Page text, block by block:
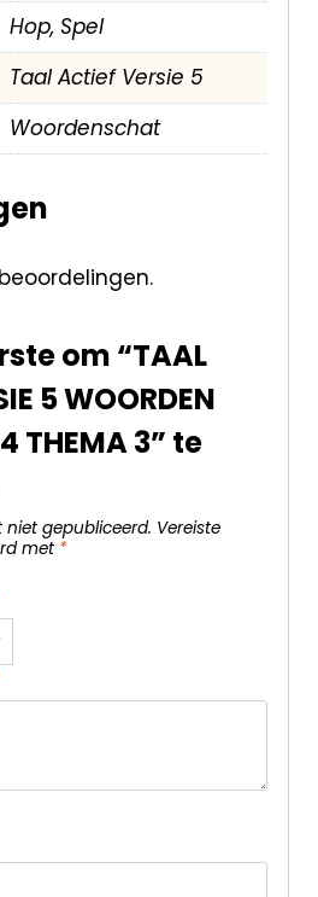
Hop, Spel
Taal Actief Versie 5
Woordenschat
om “TAAL
5 WOORDEN
THEMA 3” te
gepubliceerd. Vereiste
met *